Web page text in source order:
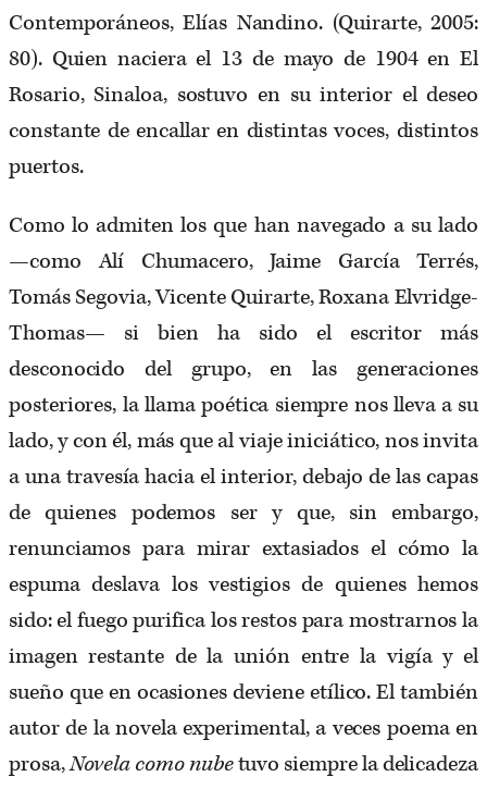
Contemporáneos, Elías Nandino. (Quirarte, 2005:
80). Quien naciera el 13 de mayo de 1904 en El
Rosario, Sinaloa, sostuvo en su interior el deseo
constante de encallar en distintas voces, distintos
puertos.
Como lo admiten los que han navegado a su lado
—como Alí Chumacero, Jaime García Terrés,
Tomás Segovia, Vicente Quirarte, Roxana Elvridge-
Thomas— si bien ha sido el escritor más
desconocido del grupo, en las generaciones
posteriores, la llama poética siempre nos lleva a su
lado, y con él, más que al viaje iniciático, nos invita
a una travesía hacia el interior, debajo de las capas
de quienes podemos ser y que, sin embargo,
renunciamos para mirar extasiados el cómo la
espuma deslava los vestigios de quienes hemos
sido: el fuego purifica los restos para mostrarnos la
imagen restante de la unión entre la vigía y el
sueño que en ocasiones deviene etílico. El también
autor de la novela experimental, a veces poema en
prosa,Novela como nubetuvo siempre la delicadeza